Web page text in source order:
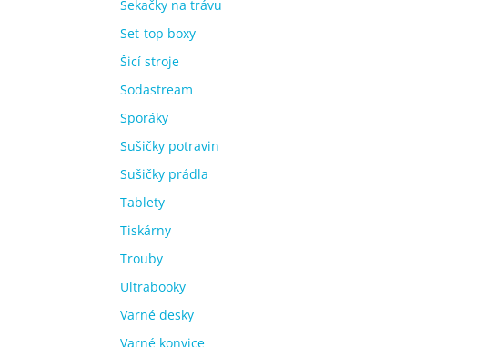
Sekačky na trávu
Set-top boxy
Šicí stroje
Sodastream
Sporáky
Sušičky potravin
Sušičky prádla
Tablety
Tiskárny
Trouby
Ultrabooky
Varné desky
Varné konvice